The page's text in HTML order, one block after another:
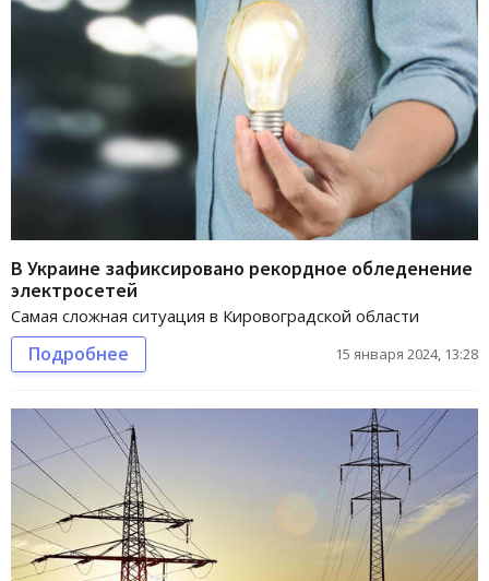
В Украине зафиксировано рекордное обледенение
электросетей
Самая сложная ситуация в Кировоградской области
Подробнее 15 января 2024, 13:28